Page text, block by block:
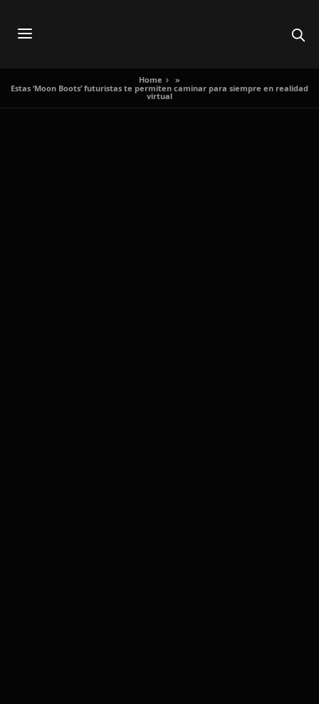
Home
»
Estas ‘Moon Boots’ futuristas te permiten caminar para siempre en realidad
virtual